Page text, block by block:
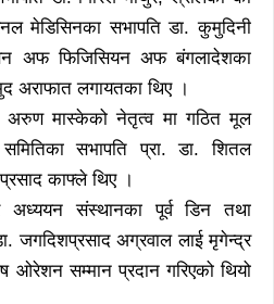
मेडिसिनका सभापति डा. कुमुदिनी
अफ फिजिसियन अफ बंगलादेशका
अराफात लगायतका थिए ।
अरुण मास्केको नेतृत्व मा गठित मूल
समितिका सभापति प्रा. डा. शितल
काफ्ले थिए ।
अध्ययन संस्थानका पूर्व डिन तथा
जगदिशप्रसाद अग्रवाल लाई मृगेन्द्र
ओरेशन सम्मान प्रदान गरिएको थियो